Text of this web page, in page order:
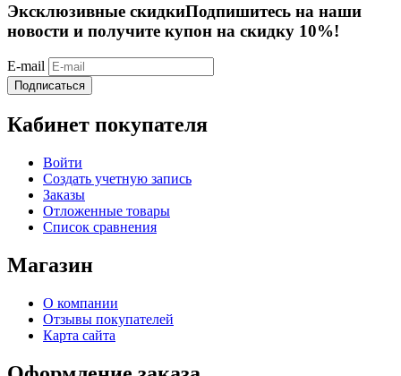
Эксклюзивные скидкиПодпишитесь на наши
новости и получите купон на скидку 10%!
E-mail
Подписаться
Кабинет покупателя
Войти
Создать учетную запись
Заказы
Отложенные товары
Список сравнения
Магазин
О компании
Отзывы покупателей
Карта сайта